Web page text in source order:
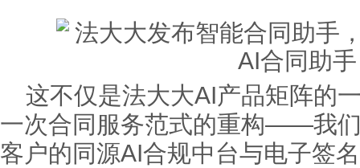
这不仅是法大大AI产品矩阵的
一次合同服务范式的重构——我
客户的同源AI合规中台与电子签